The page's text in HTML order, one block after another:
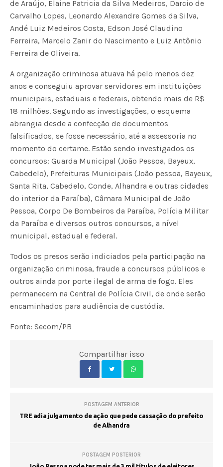
de Araújo, Elaine Patricia da Silva Medeiros, Darcio de
Carvalho Lopes, Leonardo Alexandre Gomes da Silva,
Andé Luiz Medeiros Costa, Edson José Claudino
Ferreira, Marcelo Zanir do Nascimento e Luiz Antônio
Ferreira de Oliveira.
A organização criminosa atuava há pelo menos dez
anos e conseguiu aprovar servidores em instituições
municipais, estaduais e federais, obtendo mais de R$
18 milhões. Segundo as investigações, o esquema
abrangia desde a confecção de documentos
falsificados, se fosse necessário, até a assessoria no
momento do certame. Estão sendo investigados os
concursos: Guarda Municipal (João Pessoa, Bayeux,
Cabedelo), Prefeituras Municipais (João pessoa, Bayeux,
Santa Rita, Cabedelo, Conde, Alhandra e outras cidades
do interior da Paraíba), Câmara Municipal de João
Pessoa, Corpo De Bombeiros da Paraíba, Polícia Militar
da Paraíba e diversos outros concursos, a nível
municipal, estadual e federal.
Todos os presos serão indiciados pela participação na
organização criminosa, fraude a concursos públicos e
outros ainda por porte ilegal de arma de fogo. Eles
permanecem na Central de Polícia Civil, de onde serão
encaminhados para audiência de custódia.
Fonte: Secom/PB
Compartilhar isso
POSTAGEM ANTERIOR
TRE adia julgamento de ação que pede cassação do prefeito
de Alhandra
POSTAGEM POSTERIOR